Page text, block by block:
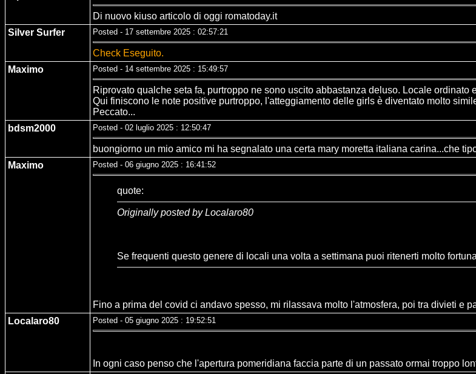
Di nuovo kiuso articolo di oggi romatoday.it
Silver Surfer
Posted - 17 settembre 2025 : 02:57:21
Check Eseguito.
Maximo
Posted - 14 settembre 2025 : 15:49:57
Riprovato qualche seta fa, purtroppo ne sono uscito abbastanza deluso. Locale
Qui finiscono le note positive purtroppo, l'atteggiamento delle girls è diventato molto
Peccato...
bdsm2000
Posted - 02 luglio 2025 : 12:50:47
buongiorno un mio amico mi ha segnalato una certa mary moretta italiana carina...che
Maximo
Posted - 06 giugno 2025 : 16:41:52
quote:
Originally posted by Localaro80
Se frequenti questo genere di locali una volta a settimana puoi ritenerti molto
Fino a prima del covid ci andavo spesso, mi rilassava molto l'atmosfera, poi tra divieti
Localaro80
Posted - 05 giugno 2025 : 19:52:51
In ogni caso penso che l'apertura pomeridiana faccia parte di un passato ormai troppo